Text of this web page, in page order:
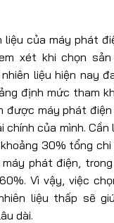
liệu của máy phát
xét khi chọn
liệu hiện nay
định mức tham
được máy phát
chính của mình. Cần
30% tổng
phát điện, trong
Vì vậy, việc
liệu thấp sẽ
dài.